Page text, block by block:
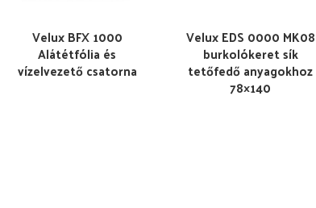
Velux BFX 1000
Alátétfólia és
vízelvezető csatorna
Velux EDS 0000 MK08
burkolókeret sík
tetőfedő anyagokhoz
78×140